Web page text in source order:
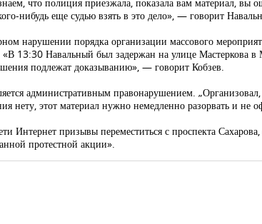
нибудь еще судью взять в это дело», — говорит
нарушении порядка организации массового
13:30 Навальный был задержан на улице Мастеркова
подлежат доказыванию», — говорит Кобзев.
административным правонарушением. „Организовал,
этот материал нужно немедленно разорвать и не
Интернет призывы переместит­ься с проспекта
протест­ной акции».